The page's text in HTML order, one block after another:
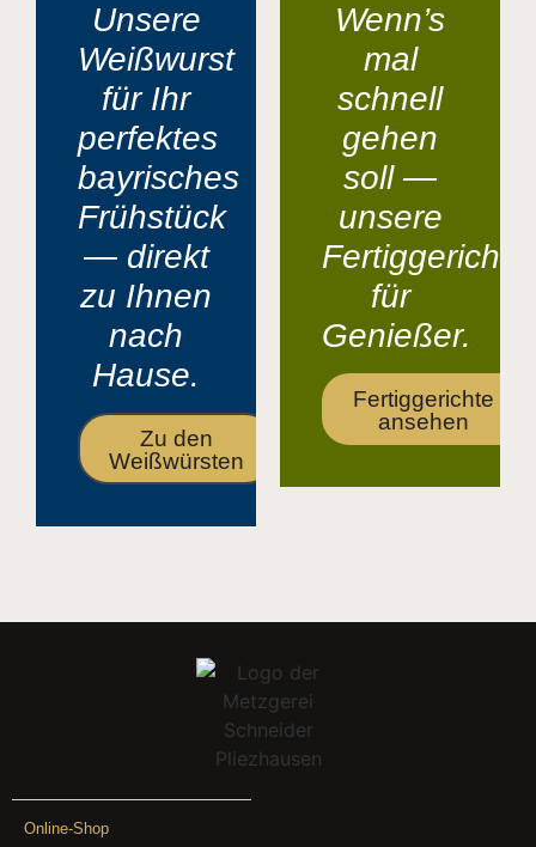
Unsere
Weißwurst
für Ihr
perfektes
bayrisches
Frühstück
— direkt
zu Ihnen
nach
Hause.
Zu den
Weißwürsten
Wenn’s
mal
schnell
gehen
soll —
unsere
Fertiggerichte
für
Genießer.
Fertiggerichte
ansehen
Online-Shop